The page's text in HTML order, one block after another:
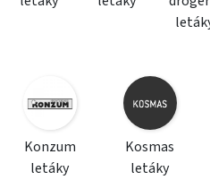
Konzum
letáky
Kosmas
letáky